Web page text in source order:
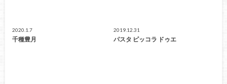
2020.1.7
千種豊月
2019.12.31
パスタ ピッコラ ドゥエ